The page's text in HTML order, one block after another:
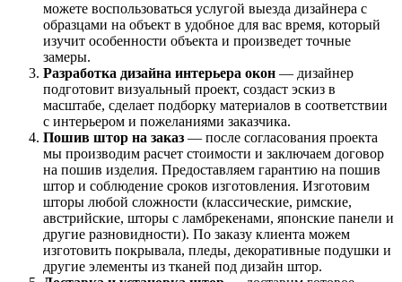
можете воспользоваться услугой выезда дизайнера с
образцами на объект в удобное для вас время, который
изучит особенности объекта и произведет точные
замеры.
Разработка дизайна интерьера окон — дизайнер
подготовит визуальный проект, создаст эскиз в
масштабе, сделает подборку материалов в соответствии
с интерьером и пожеланиями заказчика.
Пошив штор на заказ — после согласования проекта
мы производим расчет стоимости и заключаем договор
на пошив изделия. Предоставляем гарантию на пошив
штор и соблюдение сроков изготовления. Изготовим
шторы любой сложности (классические, римские,
австрийские, шторы с ламбрекенами, японские панели и
другие разновидности). По заказу клиента можем
изготовить покрывала, пледы, декоративные подушки и
другие элементы из тканей под дизайн штор.